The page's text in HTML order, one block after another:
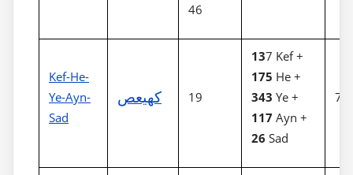
46
Kef-He-
Ye-Ayn-
Sad
كهيعص 19
137 Kef +
175 He +
343 Ye +
117 Ayn +
26 Sad